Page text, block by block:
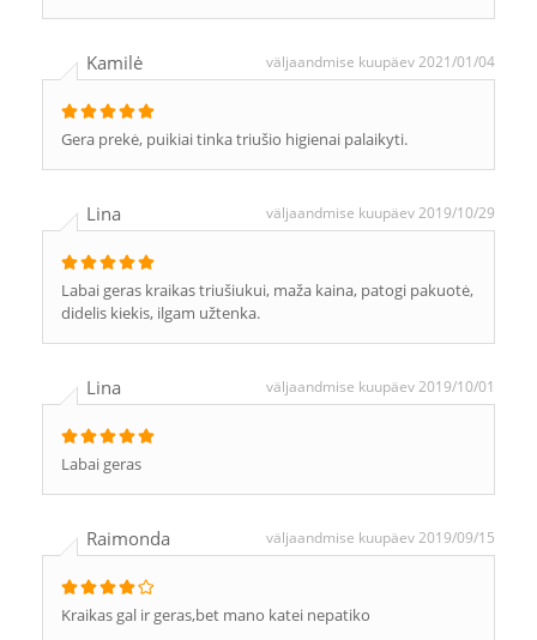
Kamilė väljaandmise kuupäev 2021/01/04
Gera prekė, puikiai tinka triušio higienai palaikyti.
Lina väljaandmise kuupäev 2019/10/29
Labai geras kraikas triušiukui, maža kaina, patogi pakuotė,
didelis kiekis, ilgam užtenka.
Lina väljaandmise kuupäev 2019/10/01
Labai geras
Raimonda väljaandmise kuupäev 2019/09/15
Kraikas gal ir geras,bet mano katei nepatiko